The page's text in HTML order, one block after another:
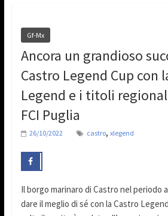
Gf-Mx
Ancora un grandioso
Castro Legend Cup con
Legend e i titoli
FCI Puglia
26/10/2022 castro, xlegend
Il borgo marinaro di Castro nel periodo
dare il meglio di sé con la Castro